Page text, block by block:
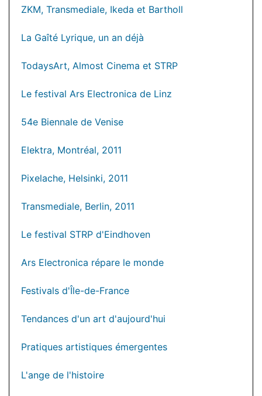
ZKM, Transmediale, Ikeda et Bartholl
La Gaîté Lyrique, un an déjà
TodaysArt, Almost Cinema et STRP
Le festival Ars Electronica de Linz
54e Biennale de Venise
Elektra, Montréal, 2011
Pixelache, Helsinki, 2011
Transmediale, Berlin, 2011
Le festival STRP d'Eindhoven
Ars Electronica répare le monde
Festivals d'Île-de-France
Tendances d'un art d'aujourd'hui
Pratiques artistiques émergentes
L'ange de l'histoire